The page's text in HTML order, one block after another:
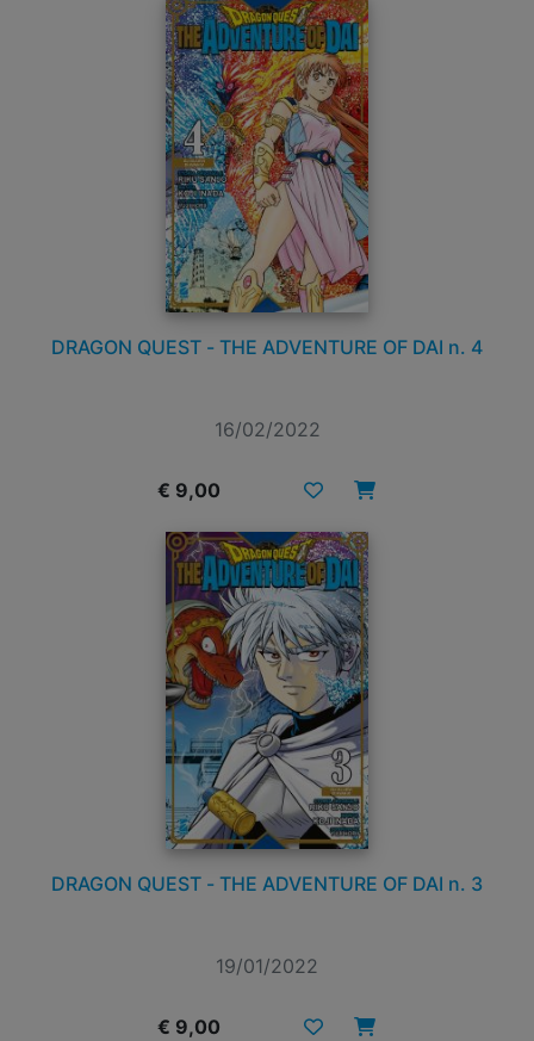
DRAGON QUEST - THE ADVENTURE OF DAI n. 4
16/02/2022
€ 9,00
DRAGON QUEST - THE ADVENTURE OF DAI n. 3
19/01/2022
€ 9,00